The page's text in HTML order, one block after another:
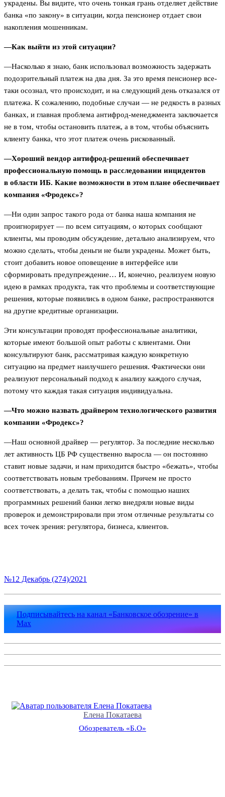
украдены. Вы видите, что очень тонкая грань отделяет действие
банка «по закону» в ситуации, когда пенсионер отдает свои
накопления мошенникам.
—Как выйти из этой ситуации?
—Насколько я знаю, банк использовал возможность задержать
подозрительный платеж на два дня. За это время пенсионер все-
таки осознал, что происходит, и на следующий день отказался от
платежа. К сожалению, подобные случаи — не редкость в разных
банках, и главная проблема антифрод-менеджмента заключается
не в том, чтобы остановить платеж, а в том, чтобы объяснить
клиенту банка, что этот платеж очень рискованный.
—Хороший вендор антифрод-решений обеспечивает
профессиональную помощь в расследовании инцидентов
в области ИБ. Какие возможности в этом плане обеспечивает
компания «Фродекс»?
—Ни один запрос такого рода от банка наша компания не
проигнорирует — по всем ситуациям, о которых сообщают
клиенты, мы проводим обсуждение, детально анализируем, что
можно сделать, чтобы деньги не были украдены. Может быть,
стоит добавить новое оповещение в интерфейсе или
сформировать предупреждение… И, конечно, реализуем новую
идею в рамках продукта, так что проблемы и соответствующие
решения, которые появились в одном банке, распространяются
на другие кредитные организации.
Эти консультации проводят профессиональные аналитики,
которые имеют большой опыт работы с клиентами. Они
консультируют банк, рассматривая каждую конкретную
ситуацию на предмет наилучшего решения. Фактически они
реализуют персональный подход к анализу каждого случая,
потому что каждая такая ситуация индивидуальна.
—Что можно назвать драйвером технологического развития
компании «Фродекс»?
—Наш основной драйвер — регулятор. За последние несколько
лет активность ЦБ РФ существенно выросла — он постоянно
ставит новые задачи, и нам приходится быстро «бежать», чтобы
соответствовать новым требованиям. Причем не просто
соответствовать, а делать так, чтобы с помощью наших
программных решений банки легко внедряли новые виды
проверок и демонстрировали при этом отличные результаты со
всех точек зрения: регулятора, бизнеса, клиентов.
№12 Декабрь (274)/2021
Подписывайтесь на канал «Банковское обозрение» в
Max
Елена Покатаева
Обозреватель «Б.О»